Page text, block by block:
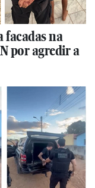
na
por agredir a